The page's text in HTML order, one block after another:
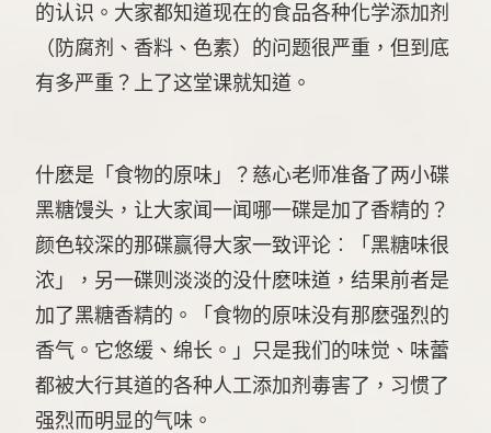
的认识。大家都知道现在的食品各种化学添加剂
（防腐剂、香料、色素）的问题很严重，但到底
有多严重？上了这堂课就知道。
什麽是「食物的原味」？慈心老师准备了两小碟
黑糖馒头，让大家闻一闻哪一碟是加了香精的？
颜色较深的那碟赢得大家一致评论︰「黑糖味很
浓」，另一碟则淡淡的没什麽味道，结果前者是
加了黑糖香精的。「食物的原味没有那麽强烈的
香气。它悠缓、绵长。」只是我们的味觉、味蕾
都被大行其道的各种人工添加剂毒害了，习惯了
强烈而明显的气味。